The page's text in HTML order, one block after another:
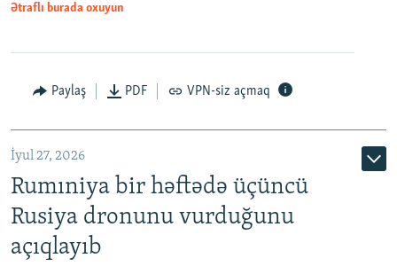
Ətraflı burada oxuyun
Paylaş PDF VPN-siz açmaq
İyul 27, 2026
Rumıniya bir həftədə üçüncü
Rusiya dronunu vurduğunu
açıqlayıb